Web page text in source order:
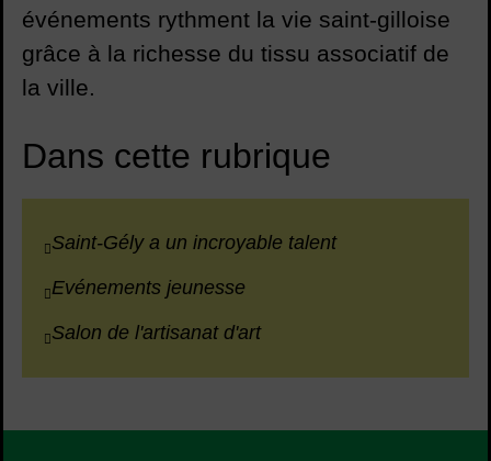
événements rythment la vie saint-gilloise
grâce à la richesse du tissu associatif de
la ville.
Dans cette rubrique
Saint-Gély a un incroyable talent
Evénements jeunesse
Salon de l'artisanat d'art